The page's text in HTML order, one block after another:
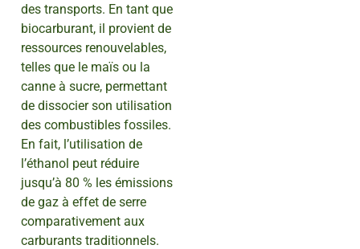
des transports. En tant que
biocarburant, il provient de
ressources renouvelables,
telles que le maïs ou la
canne à sucre, permettant
de dissocier son utilisation
des combustibles fossiles.
En fait, l’utilisation de
l’éthanol peut réduire
jusqu’à 80 % les émissions
de gaz à effet de serre
comparativement aux
carburants traditionnels.